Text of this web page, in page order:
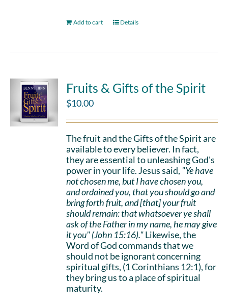
Add to cart Details
Fruits & Gifts of the Spirit
$10.00
The fruit and the Gifts of the Spirit are
available to every believer. In fact,
they are essential to unleashing God's
power in your life. Jesus said, "Ye have
not chosen me, but I have chosen you,
and ordained you, that you should go and
bring forth fruit, and [that] your fruit
should remain: that whatsoever ye shall
ask of the Father in my name, he may give
it you" (John 15:16)."Likewise, the
Word of God commands that we
should not be ignorant concerning
spiritual gifts, (1 Corinthians 12:1), for
they bring us to a place of spiritual
maturity.